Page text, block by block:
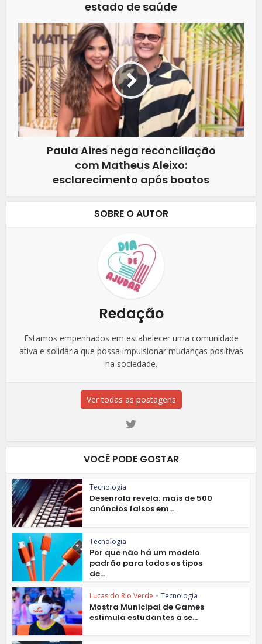
estado de saúde
Paula Aires nega reconciliação
com Matheus Aleixo:
esclarecimento após boatos
SOBRE O AUTOR
Redação
Estamos empenhados em estabelecer uma comunidade
ativa e solidária que possa impulsionar mudanças positivas
na sociedade.
Ver todas as postagens
VOCÊ PODE GOSTAR
Tecnologia
Desenrola revela: mais de 500
anúncios falsos em...
Tecnologia
Por que não há um modelo
padrão para todos os tipos
de...
Lucas do Rio Verde • Tecnologia
Mostra Municipal de Games
estimula estudantes a se...